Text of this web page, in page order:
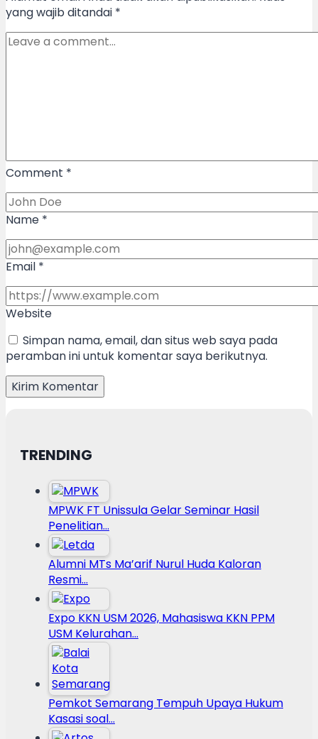
yang wajib ditandai *
Comment *
Name *
Email *
Website
Simpan nama, email, dan situs web saya pada
peramban ini untuk komentar saya berikutnya.
TRENDING
MPWK FT Unissula Gelar Seminar Hasil
Penelitian…
Alumni MTs Ma’arif Nurul Huda Kaloran
Resmi…
Expo KKN USM 2026, Mahasiswa KKN PPM
USM Kelurahan…
Pemkot Semarang Tempuh Upaya Hukum
Kasasi soal…